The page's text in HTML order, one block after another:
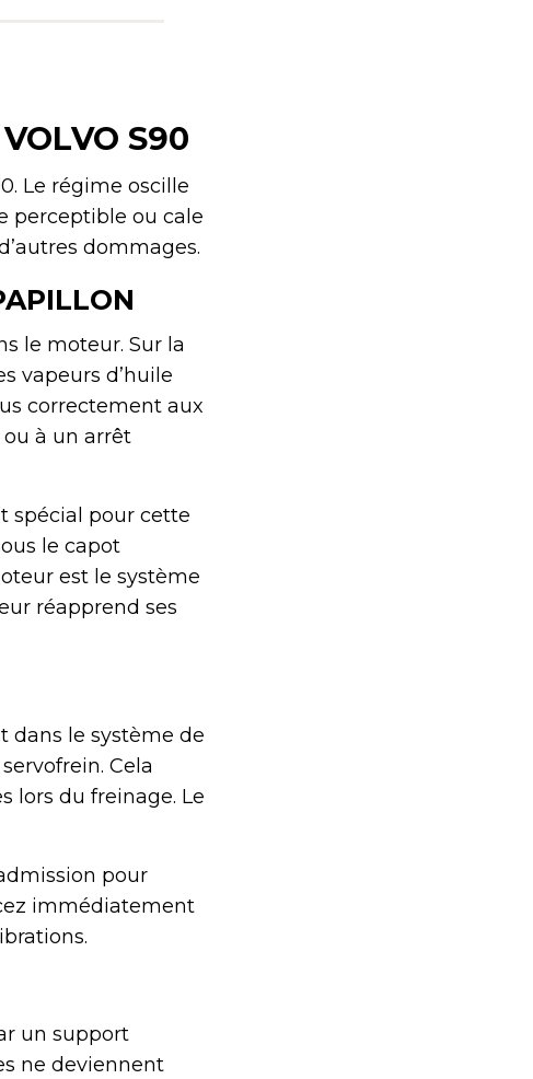
S90
Le régime oscille
perceptible ou cale
dommages.
le moteur. Sur la
vapeurs d’huile
correctement aux
à un arrêt
spécial pour cette
le capot
est le système
réapprend ses
dans le système de
Cela
lors du freinage. Le
pour
immédiatement
un support
ne deviennent